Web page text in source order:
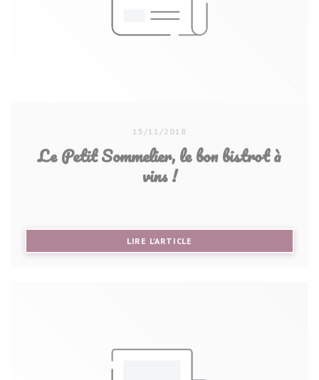
15/11/2018
Le Petit Sommelier, le bon bistrot à
vins !
LIRE L'ARTICLE